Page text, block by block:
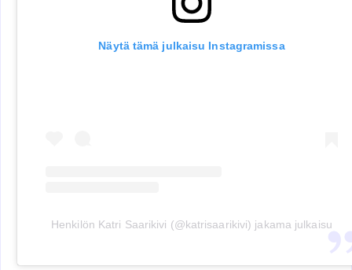
Näytä tämä julkaisu Instagramissa
Henkilön Katri Saarikivi (@katrisaarikivi) jakama julkaisu